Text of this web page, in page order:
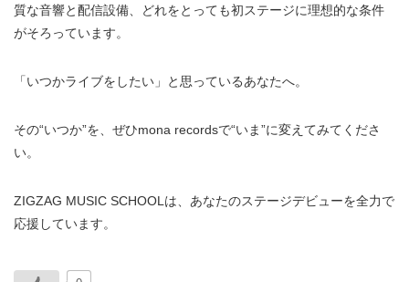
質な音響と配信設備、どれをとっても初ステージに理想的な条件
がそろっています。
「いつかライブをしたい」と思っているあなたへ。
その“いつか”を、ぜひmona recordsで“いま”に変えてみてくださ
い。
ZIGZAG MUSIC SCHOOLは、あなたのステージデビューを全力で
応援しています。